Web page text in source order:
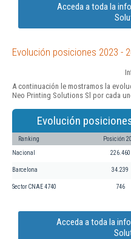
Acceda a toda la
Evolución posiciones 2023 -
A continuación le mostramos la
Neo Printing Solutions Sl por cada
Evolución
Ranking Posición
Nacional 226.460
Barcelona 34.239
Sector CNAE 4740 746
Acceda a toda la